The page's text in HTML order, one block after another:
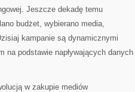
Jeszcze dekadę temu
budżet, wybierano media,
kampanie są dynamicznymi
podstawie napływających danych
w zakupie mediów